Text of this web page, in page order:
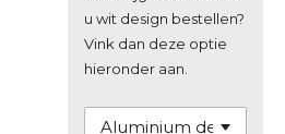
u wit design bestellen?
Vink dan deze optie
hieronder aan.